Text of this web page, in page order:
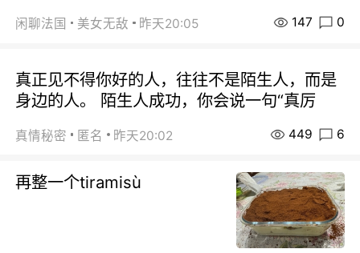
闲聊法国 美女无敌 昨天20:05 147 0
真正见不得你好的人，往往不是陌生人，而是
身边的人。 陌生人成功，你会说一句“真厉
真情秘密 匿名 昨天20:02 449 6
再整一个tiramisù